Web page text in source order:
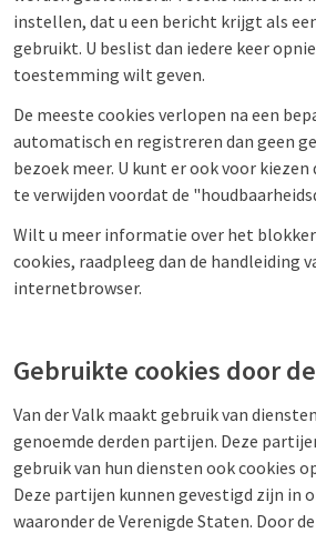
instellen, dat u een bericht krijgt als
gebruikt. U beslist dan iedere keer
toestemming wilt geven.
De meeste cookies verlopen na een
automatisch en registreren dan geen
bezoek meer. U kunt er ook voor
te verwijden voordat de
Wilt u meer informatie over het
cookies, raadpleeg dan de handleiding
internetbrowser.
Gebruikte cookies door
Van der Valk maakt gebruik van
genoemde derden partijen. Deze
gebruik van hun diensten ook cookies
Deze partijen kunnen gevestigd zijn in
waaronder de Verenigde Staten. Door